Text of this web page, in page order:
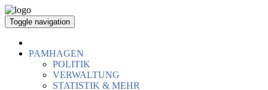
Toggle navigation
PAMHAGEN
POLITIK
VERWALTUNG
STATISTIK & MEHR